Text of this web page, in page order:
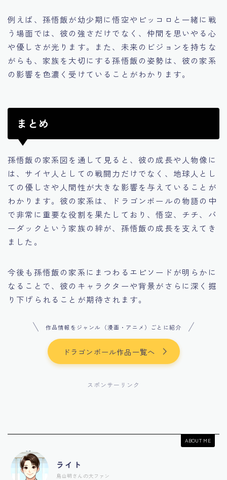
例えば、孫悟飯が幼少期に悟空やピッコロと一緒に戦
う場面では、彼の強さだけでなく、仲間を思いやる心
や優しさが光ります。また、未来のビジョンを持ちな
がらも、家族を大切にする孫悟飯の姿勢は、彼の家系
の影響を色濃く受けていることがわかります。
まとめ
孫悟飯の家系図を通して見ると、彼の成長や人物像に
は、サイヤ人としての戦闘力だけでなく、地球人とし
ての優しさや人間性が大きな影響を与えていることが
わかります。彼の家系は、ドラゴンボールの物語の中
で非常に重要な役割を果たしており、悟空、チチ、バ
ーダックという家族の絆が、孫悟飯の成長を支えてき
ました。
今後も孫悟飯の家系にまつわるエピソードが明らかに
なることで、彼のキャラクターや背景がさらに深く掘
り下げられることが期待されます。
作品情報をジャンル（漫画・アニメ）ごとに紹介
ドラゴンボール作品一覧へ
スポンサーリンク
ABOUT ME
ライト
鳥山明さんの大ファン